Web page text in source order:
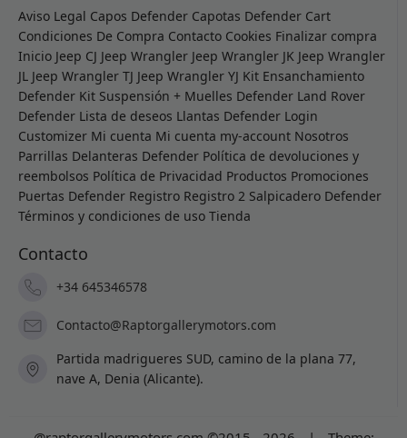
Aviso Legal Capos Defender Capotas Defender Cart
Condiciones De Compra Contacto Cookies Finalizar compra
Inicio Jeep CJ Jeep Wrangler Jeep Wrangler JK Jeep Wrangler
JL Jeep Wrangler TJ Jeep Wrangler YJ Kit Ensanchamiento
Defender Kit Suspensión + Muelles Defender Land Rover
Defender Lista de deseos Llantas Defender Login
Customizer Mi cuenta Mi cuenta my-account Nosotros
Parrillas Delanteras Defender Política de devoluciones y
reembolsos Política de Privacidad Productos Promociones
Puertas Defender Registro Registro 2 Salpicadero Defender
Términos y condiciones de uso Tienda
Contacto
+34 645346578
Contacto@Raptorgallerymotors.com
Partida madrigueres SUD, camino de la plana 77,
nave A, Denia (Alicante).